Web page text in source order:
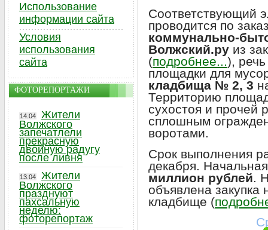
Соответствующий
проводится по
коммунально-
Волжский.ру из
(подробнее...),
площадки для
кладбища № 2, 3
Территорию
сухостоя и прочей
сплошным
воротами.
Срок выполнения
декабря.
миллион рублей.
объявлена закупка
кладбище (
Использование
информации сайта
Условия
использования
сайта
ФОТОРЕПОРТАЖИ
14.04
Жители
Волжского
запечатлели
прекрасную
двойную радугу
после ливня
13.04
Жители
Волжского
празднуют
пахсальную
неделю:
фоторепортаж